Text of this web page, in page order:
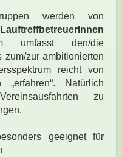
werden von
LauftreffbetreuerInnen
umfasst den/die
zum/zur ambitionierten
reicht von
Natürlich
zu
geeignet für